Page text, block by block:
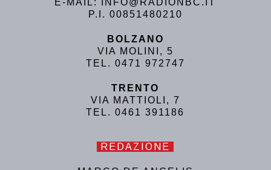
E-MAIL: INFO@RADIONBC.IT
P.I. 00851480210
BOLZANO
VIA MOLINI, 5
TEL. 0471 972747
TRENTO
VIA MATTIOLI, 7
TEL. 0461 391186
REDAZIONE